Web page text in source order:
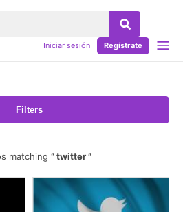
Iniciar sesión Regístrate
Filters
matching
twitter